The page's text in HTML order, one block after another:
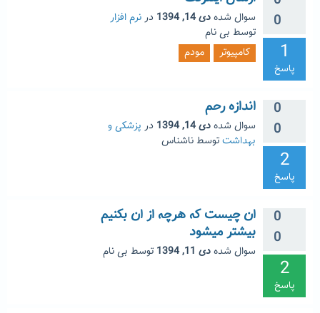
0
1
پاسخ
سوال شدهدی 14, 1394 درنرم افزار
توسط بی نام
کامپیوتر
مودم
0
0
2
پاسخ
اندازه رحم
سوال شدهدی 14, 1394 در پزشکی و
بهداشتتوسط ناشناس
0
0
2
پاسخ
ان چیست که هرچه از ان بکنیم
بیشتر میشود
سوال شدهدی 11, 1394 توسط بی نام